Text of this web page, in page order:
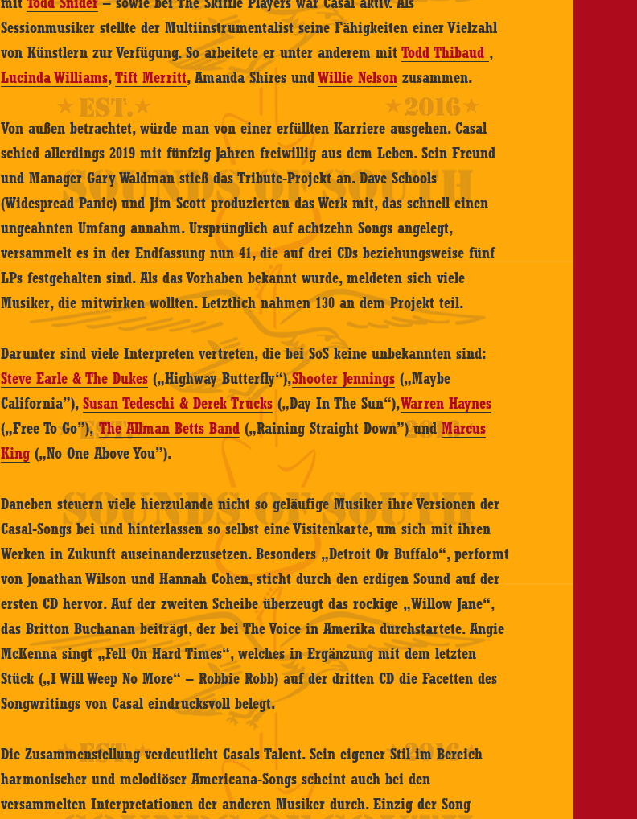
Sessionmusiker stellte der Multiinstrumentalist seine Fähigkeiten einer Vielzahl
von Künstlern zur Verfügung. So arbeitete er unter anderem mitTodd Thibaud ,
Lucinda Williams,Tift Merritt, Amanda Shires undWillie Nelson zusammen.
Von außen betrachtet, würde man von einer erfüllten Karriere ausgehen. Casal
schied allerdings 2019 mit fünfzig Jahren freiwillig aus dem Leben. Sein Freund
und Manager Gary Waldman stieß das Tribute-Projekt an. Dave Schools
(Widespread Panic) und Jim Scott produzierten das Werk mit, das schnell einen
ungeahnten Umfang annahm. Ursprünglich auf achtzehn Songs angelegt,
versammelt es in der Endfassung nun 41, die auf drei CDs beziehungsweise fünf
LPs festgehalten sind. Als das Vorhaben bekannt wurde, meldeten sich viele
Musiker, die mitwirken wollten. Letztlich nahmen 130 an dem Projekt teil.
Darunter sind viele Interpreten vertreten, die bei SoS keine unbekannten sind:
Steve Earle & The Dukes („Highway Butterfly“),Shooter Jennings („Maybe
California”),Susan Tedeschi & Derek Trucks („Day In The Sun“),Warren Haynes
(„Free To Go”),The Allman Betts Band („Raining Straight Down”) undMarcus
King („No One Above You”).
Daneben steuern viele hierzulande nicht so geläufige Musiker ihre Versionen der
Casal-Songs bei und hinterlassen so selbst eine Visitenkarte, um sich mit ihren
Werken in Zukunft auseinanderzusetzen. Besonders „Detroit Or Buffalo“, performt
von Jonathan Wilson und Hannah Cohen, sticht durch den erdigen Sound auf der
ersten CD hervor. Auf der zweiten Scheibe überzeugt das rockige „Willow Jane“,
das Britton Buchanan beiträgt, der bei The Voice in Amerika durchstartete. Angie
McKenna singt „Fell On Hard Times“, welches in Ergänzung mit dem letzten
Stück („I Will Weep No More“ – Robbie Robb) auf der dritten CD die Facetten des
Songwritings von Casal eindrucksvoll belegt.
Die Zusammenstellung verdeutlicht Casals Talent. Sein eigener Stil im Bereich
harmonischer und melodiöser Americana-Songs scheint auch bei den
versammelten Interpretationen der anderen Musiker durch. Einzig der Song